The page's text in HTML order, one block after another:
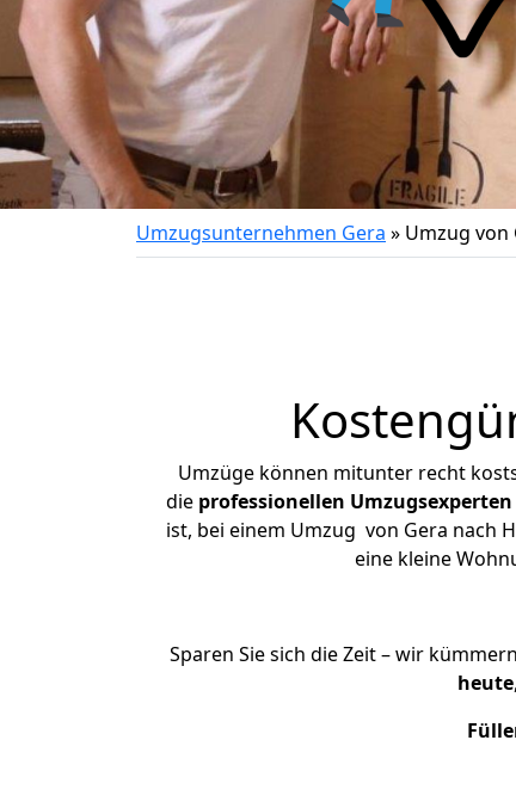
Umzugsunternehmen Gera » Umzug von
Umzüge können mitunter recht
die professionellen Umzugsexperten
ist, bei einem Umzug von Gera nach
eine kleine
Sparen Sie sich die Zeit – wir
heute